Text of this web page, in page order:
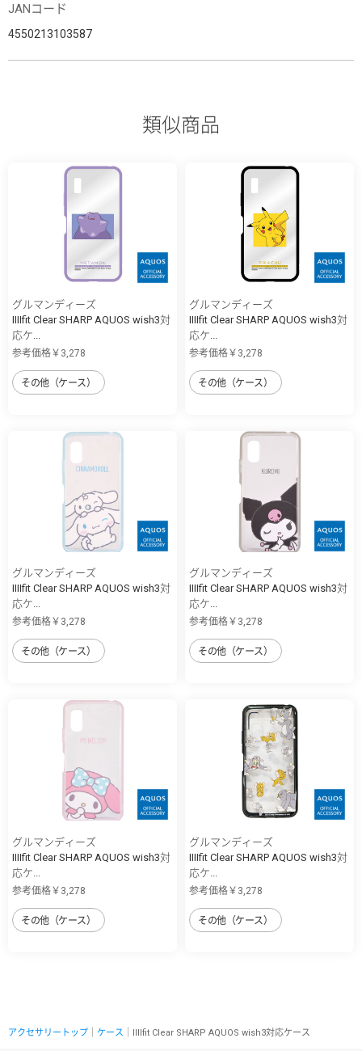
JANコード
4550213103587
類似商品
グルマンディーズ
IIIIfit Clear SHARP AQUOS wish3対
応ケ...
参考価格￥3,278
その他（ケース）
グルマンディーズ
IIIIfit Clear SHARP AQUOS wish3対
応ケ...
参考価格￥3,278
その他（ケース）
グルマンディーズ
IIIIfit Clear SHARP AQUOS wish3対
応ケ...
参考価格￥3,278
その他（ケース）
グルマンディーズ
IIIIfit Clear SHARP AQUOS wish3対
応ケ...
参考価格￥3,278
その他（ケース）
グルマンディーズ
IIIIfit Clear SHARP AQUOS wish3対
応ケ...
参考価格￥3,278
その他（ケース）
グルマンディーズ
IIIIfit Clear SHARP AQUOS wish3対
応ケ...
参考価格￥3,278
その他（ケース）
アクセサリートップ ケース ｜IIIIfit Clear SHARP AQUOS wish3対応ケース